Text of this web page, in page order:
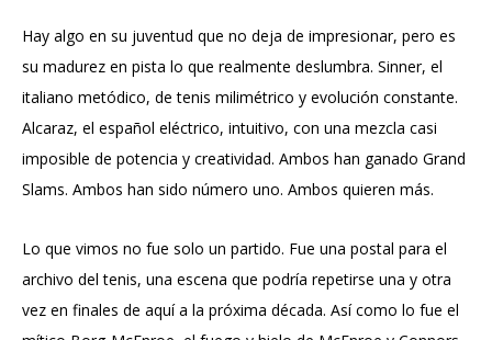
Hay algo en su juventud que no deja de impresionar, pero es
su madurez en pista lo que realmente deslumbra. Sinner, el
italiano metódico, de tenis milimétrico y evolución constante.
Alcaraz, el español eléctrico, intuitivo, con una mezcla casi
imposible de potencia y creatividad. Ambos han ganado Grand
Slams. Ambos han sido número uno. Ambos quieren más.
Lo que vimos no fue solo un partido. Fue una postal para el
archivo del tenis, una escena que podría repetirse una y otra
vez en finales de aquí a la próxima década. Así como lo fue el